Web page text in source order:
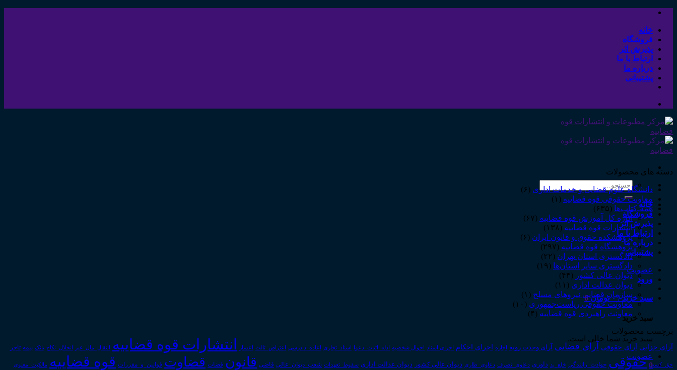
Skip
contentخانه
فروشگاه
پذیرش اثر
ارتباط با ما
درباره ما
پشتیبانی
جستجو
برای:
خانه
فروشگاه
پذیرش اثر
ارتباط با ما
درباره ما
پشتیبانی
عضویت
ورود
سبد خرید /۰ تومان 0
سبد خرید
سبد خرید شما خالی است.
عضویت
0
دسته های محصولات
دانشگاه علوم قضایی و خدمات اداری (۶)
معاونت حقوقی قوه قضاییه (۱)
همه‌ـ‌کتاب‌ها (۶۳۵)
اداره کل آموزش قوه قضاییه (۶۷)
انتشارات قوه قضاییه (۱۳۸)
پژوهشکده حقوق و قانون ایران (۶)
پژوهشگاه قوه قضاییه (۲۹۷)
دادگستری استان تهران (۲۲)
دادگستری سایر استان‌ها (۱۹)
دیوان عالی کشور (۴۴)
دیوان عدالت اداری (۱۱)
سازمان قضایی نیروهای مسلح (۱)
معاونت حقوقی ریاست‌جمهوری (۱۰)
معاونت راهبردی قوه قضاییه (۴)
برچسب محصولات
آرای جزایی آرای حقوقی آرای قضایی آرای وحدت رویه اجاره اجرای احکام اجرای اسناد احوال شخصیه ادله_اثبات_دعوا اسناد_تجاری اعاده_دادرسی اعتراض_ثالث اعسار انتشارات قوه قضاییه انتقال_مال_غیر انحلال_نکاح بانک بیمه تاجر
حق_کسب حقوقی حوادث_رانندگی خلع_ید داوری دعاوی_تصرف دعاوی_طاری دیوان عالی کشور دیوان عدالت اداری سقوط_تعهدات شعب_دیوان_عالی قاضی قانون قضات قضاوت قوانین_و_مقررات قوه قضاییه مالکیت_معنوی